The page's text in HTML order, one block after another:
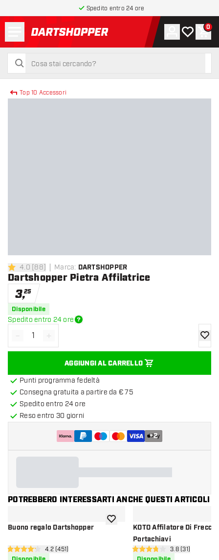
Spedito entro 24 ore
torna alla home page
cerca
cerca
Account
La mia0
Top 10 Accessori
4 stelle di valutazione
4.0 [88] Marca: DARTSHOPPER
Dartshopper Pietra Affilatrice
3,25
Disponibile
Spedito entro 24 ore
Diminuisci quantità
- Aumenta quantità
+
AGGIUNGI AL CARRELLO
Punti programma fedeltà
Consegna gratuita a partire da € 75
Spedito entro 24 ore
Reso entro 30 giorni
+2
POTREBBERO INTERESSARTI ANCHE QUESTI ARTICOLI
Buono regalo Dartshopper
apri pannello recensioni
4.2 stelle di valutazione
4.2 (451)
aggiungi alla lista dei desideri
KOTO Affilatore Di
Portachiavi
apri pannello
3.8 stelle di valutazione
3.8 (31)